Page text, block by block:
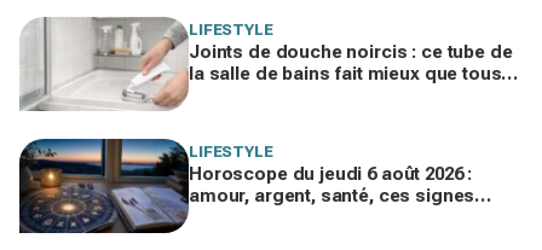
LIFESTYLE
Joints de douche noircis : ce tube de
la salle de bains fait mieux que tous
LIFESTYLE
Horoscope du jeudi 6 août 2026 :
amour, argent, santé, ces signes